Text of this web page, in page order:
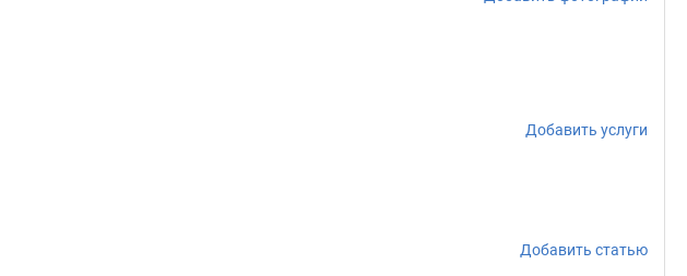
Добавить услуги
Добавить статью